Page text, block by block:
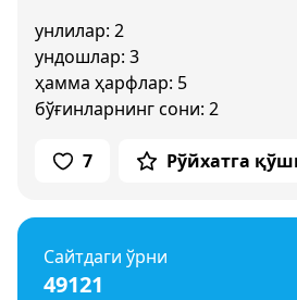
унлилар: 2
ундошлар: 3
ҳамма ҳарфлар: 5
бўғинларнинг сони: 2
7 Рўйхатга
Сайтдаги ўрни
49121